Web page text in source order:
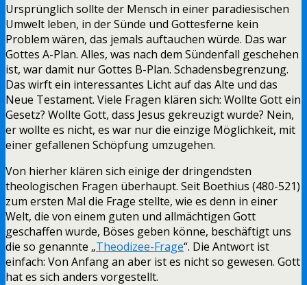
Ursprünglich sollte der Mensch in einer paradiesischen
Umwelt leben, in der Sünde und Gottesferne kein
Problem wären, das jemals auftauchen würde. Das war
Gottes A-Plan. Alles, was nach dem Sündenfall geschehen
ist, war damit nur Gottes B-Plan. Schadensbegrenzung.
Das wirft ein interessantes Licht auf das Alte und das
Neue Testament. Viele Fragen klären sich: Wollte Gott ein
Gesetz? Wollte Gott, dass Jesus gekreuzigt wurde? Nein,
er wollte es nicht, es war nur die einzige Möglichkeit, mit
einer gefallenen Schöpfung umzugehen.
Von hierher klären sich einige der dringendsten
theologischen Fragen überhaupt. Seit Boethius (480-521)
zum ersten Mal die Frage stellte, wie es denn in einer
Welt, die von einem guten und allmächtigen Gott
geschaffen wurde, Böses geben könne, beschäftigt uns
die so genannte „Theodizee-Frage“. Die Antwort ist
einfach: Von Anfang an aber ist es nicht so gewesen. Gott
hat es sich anders vorgestellt.